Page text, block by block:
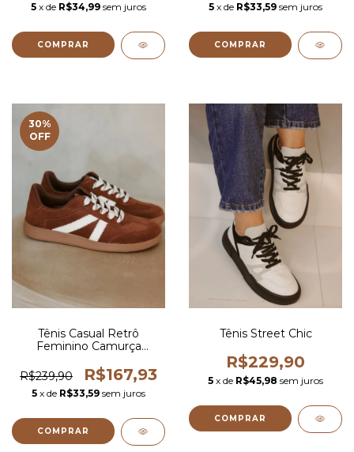
5 x de R$34,99 sem juros
COMPRAR
5 x de R$33,59 sem juros
COMPRAR
30%
OFF
Tênis Casual Retrô
Feminino Camurça
R$239,90
R$167,93
5 x de R$33,59 sem juros
COMPRAR
Tênis Street Chic
R$229,90
5 x de R$45,98 sem juros
COMPRAR